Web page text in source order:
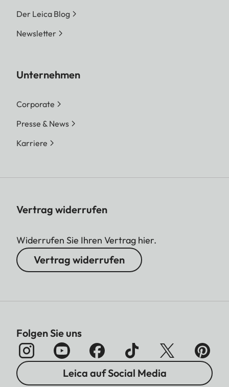
Der Leica Blog
Newsletter
Unternehmen
Corporate
Presse & News
Karriere
Vertrag widerrufen
Widerrufen Sie Ihren Vertrag hier.
Vertrag widerrufen
Folgen Sie uns
Leica auf Social Media